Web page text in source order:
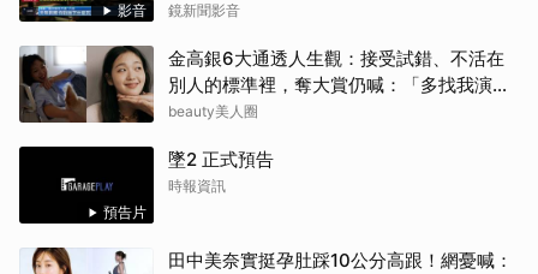
影音 鏡新聞影音
金高銀6大通透人生觀：接受試錯、不活在
別人的標準裡，奪大賞仍喊：「多找我演
戲！」
beauty美人圈
預告片
墜2 正式預告
時報資訊
田中美奈實挺孕肚踩10公分高跟！網憂喊：